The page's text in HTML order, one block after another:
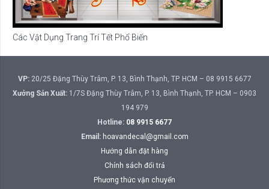
Các Vật Dụng Trang Trí Tết Phổ Biến
VP:20/25 Đặng Thùy Trâm, P. 13, Bình Thạnh, TP. HCM – 08 9915 6677
Xưởng Sản Xuất: 1/7S Đặng Thùy Trâm, P. 13, Bình Thạnh, TP. HCM – 0903
194 979
Hotline: 08 9915 6677
Email: hoavandecal@gmail.com
Hướng dẫn đặt hàng
Chính sách đổi trả
Phương thức vận chuyển